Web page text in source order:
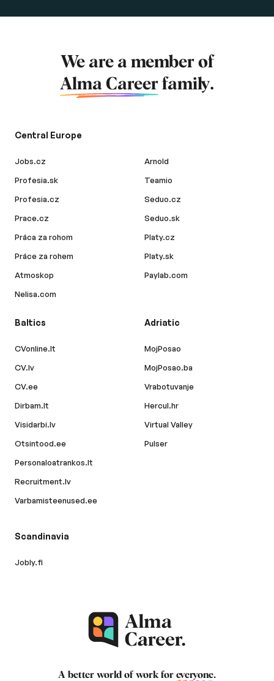
We are a member of
Alma Career family.
Central Europe
Jobs.cz
Profesia.sk
Profesia.cz
Prace.cz
Práca za rohom
Práce za rohem
Atmoskop
Nelisa.com
Arnold
Teamio
Seduo.cz
Seduo.sk
Platy.cz
Platy.sk
Paylab.com
Baltics
CVonline.lt
CV.lv
CV.ee
Dirbam.lt
Visidarbi.lv
Otsintood.ee
Personaloatrankos.lt
Recruitment.lv
Varbamisteenused.ee
Adriatic
MojPosao
MojPosao.ba
Vrabotuvanje
Hercul.hr
Virtual Valley
Pulser
Scandinavia
Jobly.fi
A better world of work for everyone.